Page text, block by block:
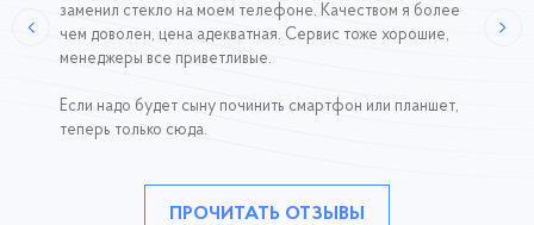
заменил стекло на моем телефоне. Качеством я более
чем доволен, цена адекватная. Сервис тоже хорошие,
менеджеры все приветливые.
Если надо будет сыну починить смартфон или планшет,
теперь только сюда.
ПРОЧИТАТЬ ОТЗЫВЫ